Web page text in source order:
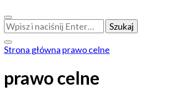
Szukasz
czegoś?
Strona główna prawo celne
prawo celne